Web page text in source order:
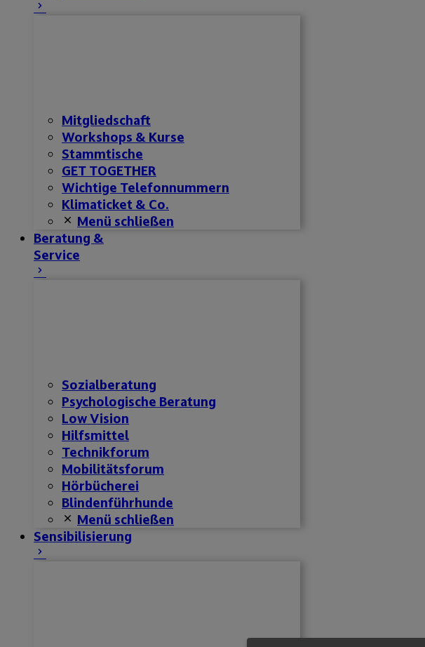
Mitgliedschaft
Workshops & Kurse
Stammtische
GET TOGETHER
Wichtige Telefonnummern
Klimaticket & Co.
Menü schließen
Beratung &
Service
Sozialberatung
Psychologische Beratung
Low Vision
Hilfsmittel
Technikforum
Mobilitätsforum
Hörbücherei
Blindenführhunde
Menü schließen
Sensibilisierung